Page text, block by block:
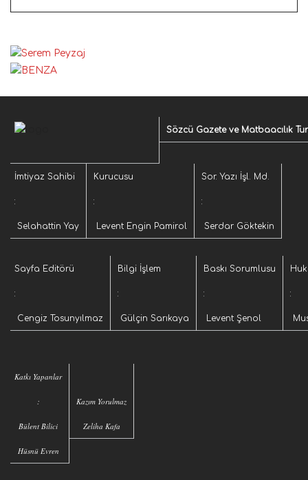
Sözcü Gazete ve Matbaacılık
İmtiyaz Sahibi
:
Selahattin Yay
Kurucusu
:
Levent Engin Pamirol
Sor. Yazı İşl. Md.
:
Serdar Göktekin
Sayfa Editörü
:
Cengiz Tosunyılmaz
Bilgi İşlem
:
Gülçin Sarıkaya
Baskı Sorumlusu
:
Levent Şenol
:
Katkı Yapanlar
:
Bülent Bilici
Hüsnü Evren
Kazım Yorulmaz
Zeliha Kafa